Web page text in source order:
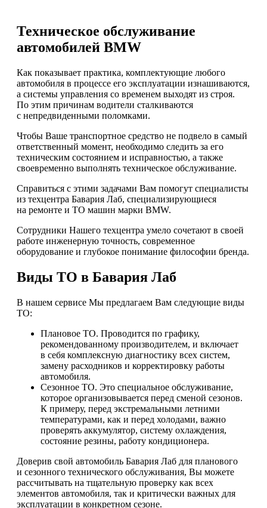
Техническое обслуживание
автомобилей BMW
Как показывает практика, комплектующие любого
автомобиля в процессе его эксплуатации изнашиваются,
а системы управления со временем выходят из строя.
По этим причинам водители сталкиваются
с непредвиденными поломками.
Чтобы Ваше транспортное средство не подвело в самый
ответственный момент, необходимо следить за его
техническим состоянием и исправностью, а также
своевременно выполнять техническое обслуживание.
Справиться с этими задачами Вам помогут специалисты
из техцентра Бавария Лаб, специализирующиеся
на ремонте и ТО машин марки BMW.
Сотрудники Нашего техцентра умело сочетают в своей
работе инженерную точность, современное
оборудование и глубокое понимание философии бренда.
Виды ТО в Бавария Лаб
В нашем сервисе Мы предлагаем Вам следующие виды
ТО:
Плановое ТО. Проводится по графику,
рекомендованному производителем, и включает
в себя комплексную диагностику всех систем,
замену расходников и корректировку работы
автомобиля.
Сезонное ТО. Это специальное обслуживание,
которое организовывается перед сменой сезонов.
К примеру, перед экстремальными летними
температурами, как и перед холодами, важно
проверять аккумулятор, систему охлаждения,
состояние резины, работу кондиционера.
Доверив свой автомобиль Бавария Лаб для планового
и сезонного технического обслуживания, Вы можете
рассчитывать на тщательную проверку как всех
элементов автомобиля, так и критически важных для
эксплуатации в конкретном сезоне.